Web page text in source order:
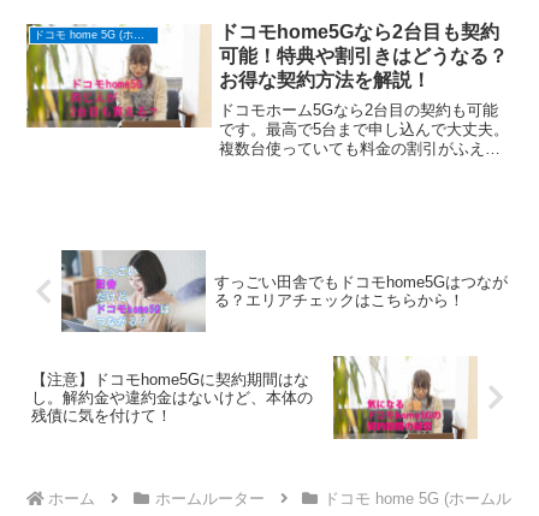
ねいにお話しています。
ドコモ home 5G (ホームルーター)
ドコモhome5Gなら2台目も契約
可能！特典や割引きはどうなる？
お得な契約方法を解説！
ドコモホーム5Gなら2台目の契約も可能
です。最高で5台まで申し込んで大丈夫。
複数台使っていても料金の割引がふえる
すっごい田舎でもドコモhome5Gはつなが
る？エリアチェックはこちらから！
【注意】ドコモhome5Gに契約期間はな
し。解約金や違約金はないけど、本体の
残債に気を付けて！
ホーム ホームルーター ドコモ home 5G (ホームル